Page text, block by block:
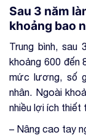
Sau 3 năm
khoảng bao
Trung bình,
khoảng 600 đến
mức lương, số
nhân. Ngoài
nhiều lợi ích
– Nâng cao tay